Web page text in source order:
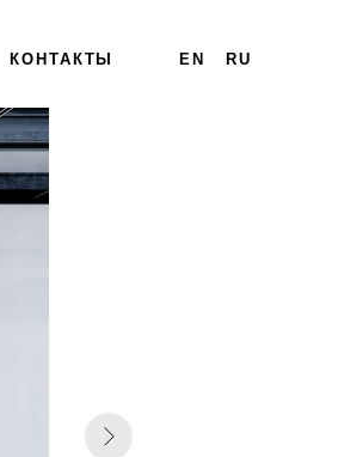
КОНТАКТЫ EN RU